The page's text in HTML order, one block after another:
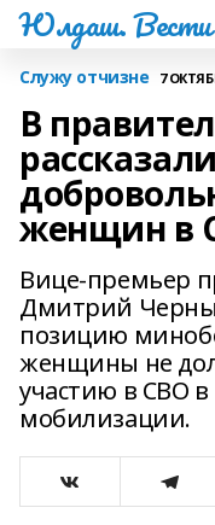
Юлдаш. Вести
Служу отчизне 7
В
женщин в
Вице-премьер
Дмитрий
позицию
женщины не
участию в СВО
мобилизации.